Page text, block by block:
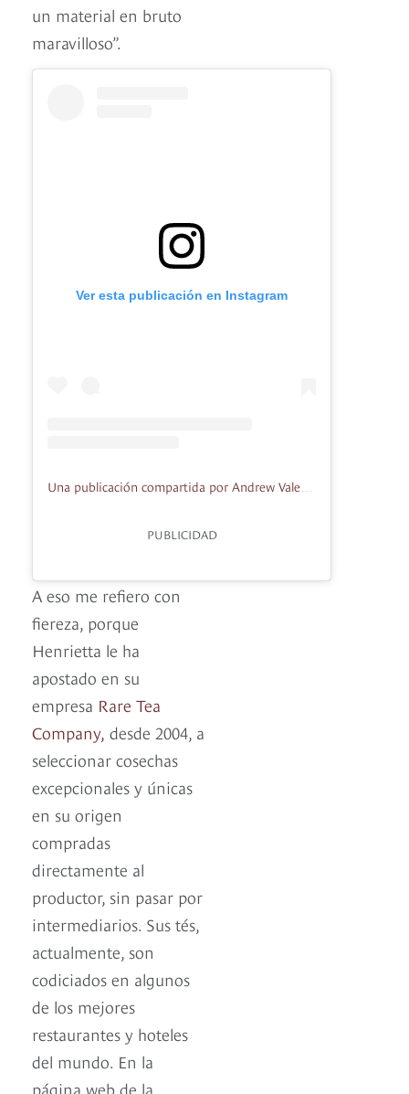
un material en bruto
maravilloso”.
Ver esta publicación en Instagram
PUBLICIDAD
A eso me refiero con
fiereza, porque
Henrietta le ha
apostado en su
empresa Rare Tea
Company, desde 2004, a
seleccionar cosechas
excepcionales y únicas
en su origen
compradas
directamente al
productor, sin pasar por
intermediarios. Sus tés,
actualmente, son
codiciados en algunos
de los mejores
restaurantes y hoteles
del mundo. En la
página web de la